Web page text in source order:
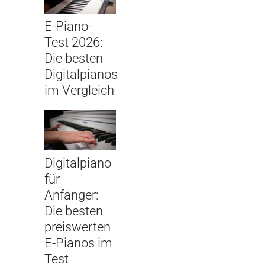
E-Piano-
Test 2026:
Die besten
Digitalpianos
im Vergleich
Digitalpiano
für
Anfänger:
Die besten
preiswerten
E-Pianos im
Test